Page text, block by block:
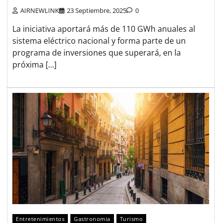
AIRNEWLINK 23 Septiembre, 2025 0
La iniciativa aportará más de 110 GWh anuales al
sistema eléctrico nacional y forma parte de un
programa de inversiones que superará, en la
próxima […]
Entretenimientos Gastronomia Turismo